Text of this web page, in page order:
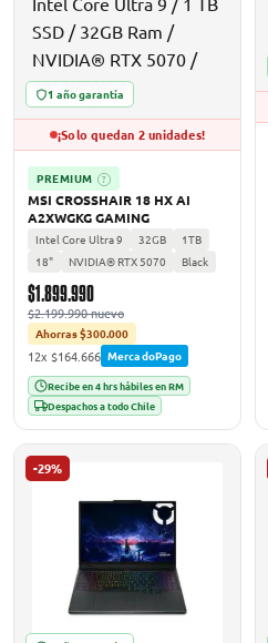
1 año garantía
¡Solo quedan 2 unidades!
PREMIUM ?
MSI CROSSHAIR 18 HX AI
A2XWGKG GAMING
Intel Core Ultra 9 32GB
1TB
18"
NVIDIA® RTX 5070 Black
$1.899.990
$2.199.990 nuevo
Ahorras $300.000
12x $164.666 MercadoPago
Recibe en 4 hrs hábiles en RM
Despachos a todo Chile
-29%